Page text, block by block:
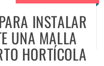
INSTALAR
UNA MALLA
HORTÍCOLA